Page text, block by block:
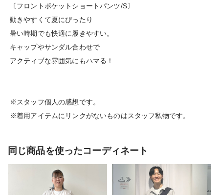
〔フロントポケットショートパンツ/S〕
動きやすくて夏にぴったり
暑い時期でも快適に履きやすい。
キャップやサンダル合わせで
アクティブな雰囲気にもハマる！
※スタッフ個人の感想です。
※着用アイテムにリンクがないものはスタッフ私物です。
同じ商品を使ったコーディネート